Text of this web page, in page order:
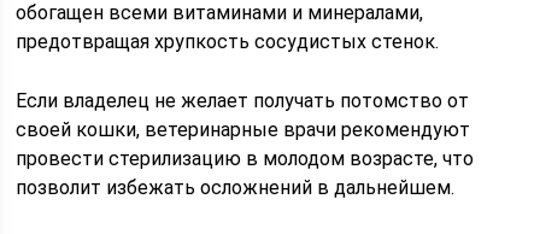
обогащен всеми витаминами и минералами,
предотвращая хрупкость сосудистых стенок.
Если владелец не желает получать потомство от
своей кошки, ветеринарные врачи рекомендуют
провести стерилизацию в молодом возрасте, что
позволит избежать осложнений в дальнейшем.